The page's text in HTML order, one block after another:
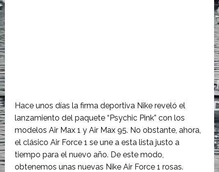
Hace unos días la firma deportiva Nike reveló el
lanzamiento del paquete “Psychic Pink” con los
modelos Air Max 1 y Air Max 95. No obstante, ahora,
el clásico Air Force 1 se une a esta lista justo a
tiempo para el nuevo año. De este modo,
obtenemos unas nuevas Nike Air Force 1 rosas.